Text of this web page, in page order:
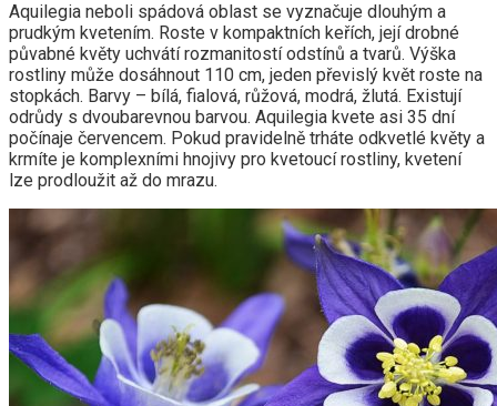
Aquilegia neboli spádová oblast se vyznačuje dlouhým a
prudkým kvetením. Roste v kompaktních keřích, její drobné
půvabné květy uchvátí rozmanitostí odstínů a tvarů. Výška
rostliny může dosáhnout 110 cm, jeden převislý květ roste na
stopkách. Barvy – bílá, fialová, růžová, modrá, žlutá. Existují
odrůdy s dvoubarevnou barvou. Aquilegia kvete asi 35 dní
počínaje červencem. Pokud pravidelně trháte odkvetlé květy a
krmíte je komplexními hnojivy pro kvetoucí rostliny, kvetení
lze prodloužit až do mrazu.